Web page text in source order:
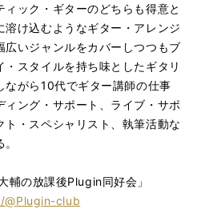
ック・ギターのどちらも得意と
溶け込むようなギター・アレンジ
広いジャンルをカバーしつつもブ
スタイルを持ち味としたギタリ
ながら10代でギター講師の仕事
ング・サポート、ライブ・サポ
・スペシャリスト、執筆活動な
の放課後Plugin同好会」
club